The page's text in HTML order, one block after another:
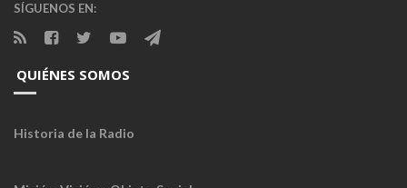
SÍGUENOS EN:
QUIÉNES SOMOS
Historia de la Radio